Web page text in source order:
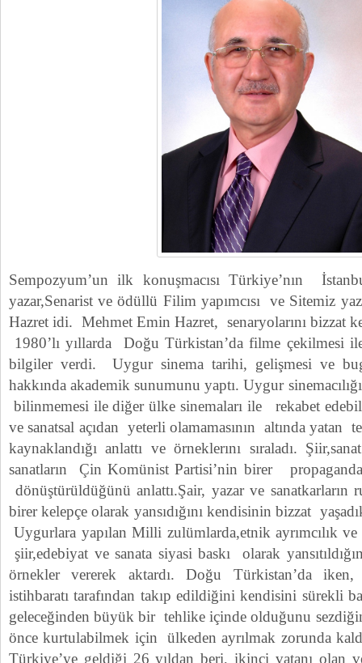
Sempozyum’un ilk konuşmacısı Türkiye’nın
yazar,Senarist ve ödüllü Filim yapımcısı ve Sitemiz
Hazret idi. Mehmet Emin Hazret, senaryolarını bizzat
1980’lı yıllarda Doğu Türkistan’da filme çekilmesi
bilgiler verdi. Uygur sinema tarihi, gelişmesi ve
hakkında akademik sunumunu yaptı. Uygur
bilinmemesi ile diğer ülke sinemaları ile rekabet
ve sanatsal açıdan yeterli olamamasının altında yatan
kaynaklandığı anlattı ve örneklerını sıraladı.
sanatların Çin Komünist Partisi’nin birer propaganda
dönüştürüldüğünü anlattı.Şair, yazar ve
birer kelepçe olarak yansıdığını kendisinin bizzat
Uygurlara yapılan Milli zulümlarda,etnik ayrımcılık ve
şiir,edebiyat ve sanata siyasi baskı olarak
örnekler vererek aktardı. Doğu Türkistan’da
istihbaratı tarafından takıp edildiğini kendisini sürekli
geleceğinden büyük bir tehlike içinde olduğunu
önce kurtulabilmek için ülkeden ayrılmak zorunda
Türkiye’ye geldiği 26 yıldan beri, ikinci vatanı olan